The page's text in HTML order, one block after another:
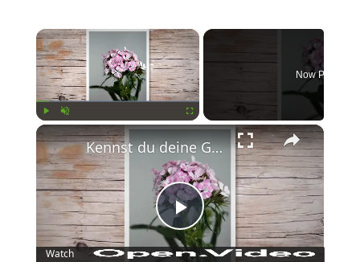
×
Fullscreen
Now Playing
×
Play
Kennst du deine Geburtsblume?
Watch